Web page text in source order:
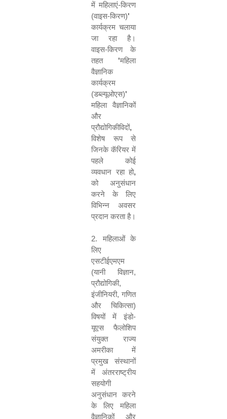
में महिलाएं-किरण
(वाइस-किरण)'
कार्यक्रम चलाया
जा रहा है।
वाइस-किरण के
तहत 'महिला
वैज्ञानिक
कार्यक्रम
(डब्‍ल्‍यूओएस)'
महिला वैज्ञानिकों
और
प्रौद्योगिकीविदों,
विशेष रूप से
जिनके कॅरियर में
पहले कोई
व्‍यवधान रहा हो,
को अनुसंधान
करने के लिए
विभिन्न अवसर
प्रदान करता है।
2. महिलाओं के
लिए
एसटीईएमएम
(यानी विज्ञान,
प्रौद्योगिकी,
इंजीनियरी, गणित
और चिकित्सा)
विषयों में इंडो-
यूएस फैलोशिप
संयुक्त राज्य
अमरीका में
प्रमुख संस्थानों
में अंतरराष्ट्रीय
सहयोगी
अनुसंधान करने
के लिए महिला
वैज्ञानिकों और